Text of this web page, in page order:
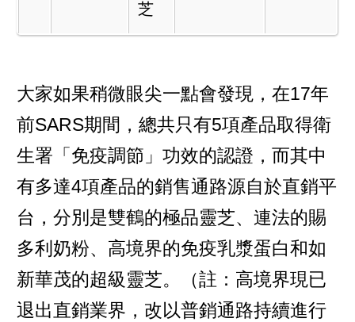
芝
大家如果稍微眼尖一點會發現，在17年
前SARS期間，總共只有5項產品取得衛
生署「免疫調節」功效的認證，而其中
有多達4項產品的銷售通路源自於直銷平
台，分別是雙鶴的極品靈芝、連法的賜
多利奶粉、高境界的免疫乳漿蛋白和如
新華茂的超級靈芝。（註：高境界現已
退出直銷業界，改以普銷通路持續進行